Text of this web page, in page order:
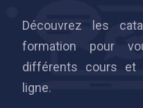
Découvrez les
formation pour
différents cours et
ligne.